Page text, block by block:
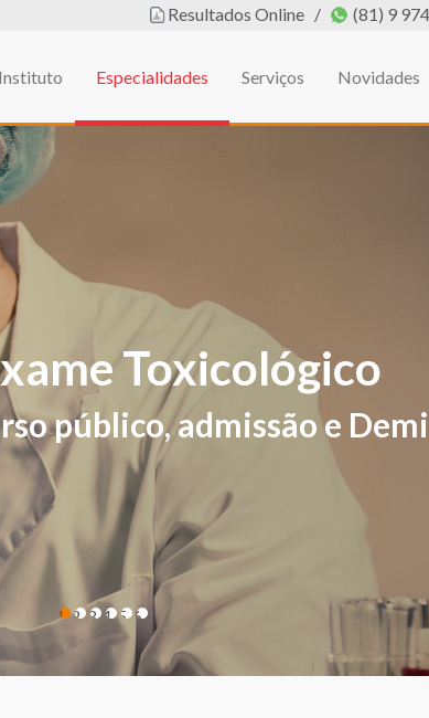
Resultados Online / (81) 9
Especialidades Serviços Novidades
FÍSICA
sintomas e sinais
1 2 3 4 5 6